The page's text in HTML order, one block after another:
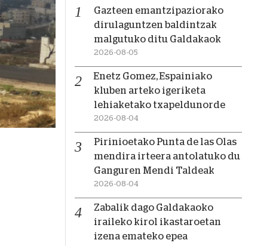
Gazteen emantzipaziorako
dirulaguntzen baldintzak
malgutuko ditu Galdakaok
2026-08-05
Enetz Gomez, Espainiako
kluben arteko igeriketa
lehiaketako txapeldunorde
2026-08-04
Pirinioetako Punta de las Olas
mendira irteera antolatuko du
Ganguren Mendi Taldeak
2026-08-04
Zabalik dago Galdakaoko
iraileko kirol ikastaroetan
izena emateko epea